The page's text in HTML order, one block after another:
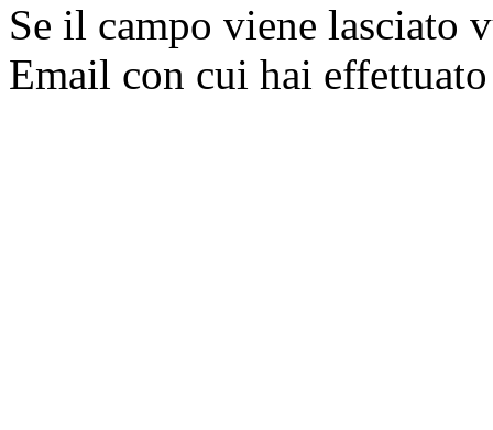
Se il campo viene lasciato
Email con cui hai